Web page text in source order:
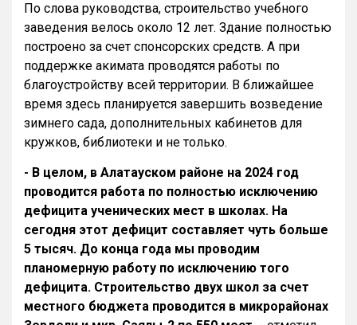
По слова руководства, строительство учебного
заведения велось около 12 лет. Здание полностью
построено за счет спонсорских средств. А при
поддержке акимата проводятся работы по
благоустройству всей территории. В ближайшее
время здесь планируется завершить возведение
зимнего сада, дополнительных кабинетов для
кружков, библиотеки и не только.
- В целом, в Алатауском районе на 2024 год
проводится работа по полностью исключению
дефицита ученических мест в школах. На
сегодня этот дефицит составляет чуть больше
5 тысяч. До конца года мы проводим
планомерную работу по исключению того
дефицита. Строительство двух школ за счет
местного бюджета проводится в микрорайонах